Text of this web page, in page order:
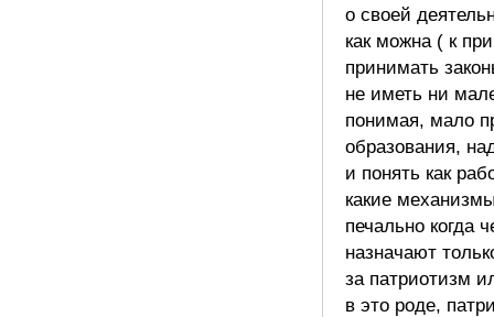
о своей
как можна ( к
принимать
не иметь ни
понимая, мало
образования,
и понять как
какие
печально когда
назначают
за патриотизм
в это роде,